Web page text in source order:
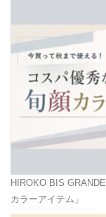
HIROKO BIS GRANDE
カラーアイテム」